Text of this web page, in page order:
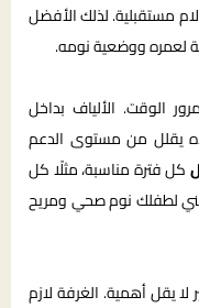
مستقبلية. لذلك الأفضل
لعمره ووضعية نومه.
الوقت. الألياف بداخل
يقلل من مستوى الدعم
كل فترة مناسبة، مثلًا كل
لطفلك نوم صحي ومريح
لا يقل أهمية. الغرفة لازم